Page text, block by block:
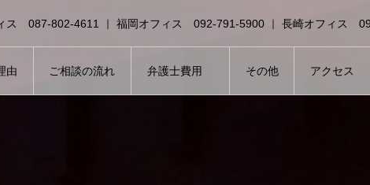
由 ご相談の流れ 弁護士費用 その他 アクセス
富な弁護士法人山本・坪井綜合法律事務所にお任せください。初回
ス 087-802-4611 ｜ 福岡オフィス 092-791-5900 ｜ 長崎オフィス